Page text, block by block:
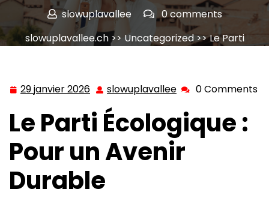
slowuplavallee
0 comments
slowuplavallee.ch>> Uncategorized>> Le Parti
29 janvier 2026 29
janvier
2026
slowuplavallee slowuplavallee
0 Comments
Le Parti Écologique :
Pour un Avenir
Durable